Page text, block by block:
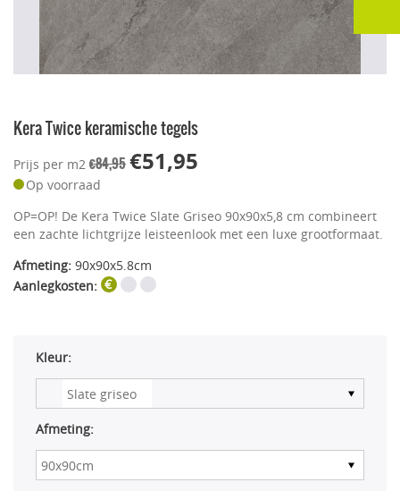
Kera Twice keramische tegels
Prijs per m2 €84,95€51,95
Op voorraad
OP=OP! De Kera Twice Slate Griseo 90x90x5,8 cm combineert
een zachte lichtgrijze leisteenlook met een luxe grootformaat.
Afmeting: 90x90x5.8cm
Aanlegkosten:
Kleur:
Afmeting: